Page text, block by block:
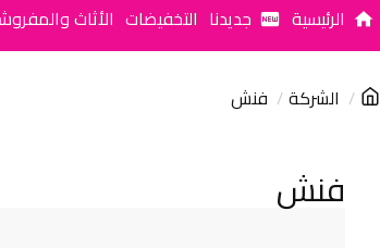
الرئيسية جديدنا التخفيضات الأثاث
الشركة فنش
فنش